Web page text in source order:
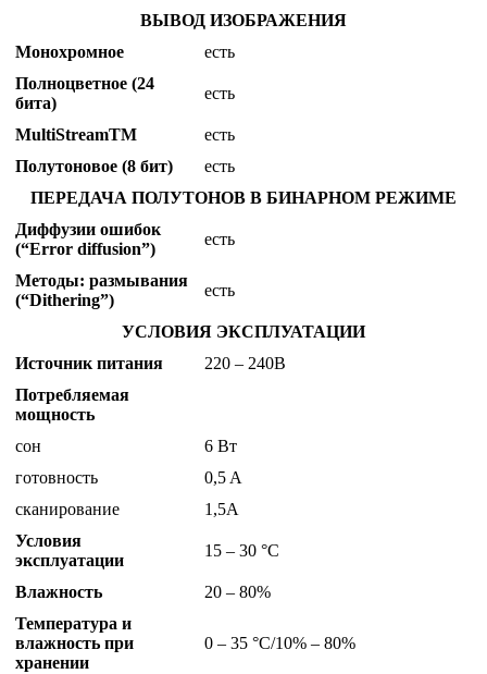
ВЫВОД ИЗОБРАЖЕНИЯ
Монохромное
есть
Полноцветное (24
бита)
есть
MultiStreamTM
есть
Полутоновое (8 бит)
есть
ПЕРЕДАЧА ПОЛУТОНОВ В БИНАРНОМ РЕЖИМЕ
Диффузии ошибок
(“Error diffusion”)
есть
Методы: размывания
(“Dithering”)
есть
УСЛОВИЯ ЭКСПЛУАТАЦИИ
Источник питания
220 – 240В
Потребляемая
мощность
сон
6 Вт
готовность
0,5 A
сканирование
1,5A
Условия
эксплуатации
15 – 30 °C
Влажность
20 – 80%
Температура и
влажность при
хранении
0 – 35 °C/10% – 80%